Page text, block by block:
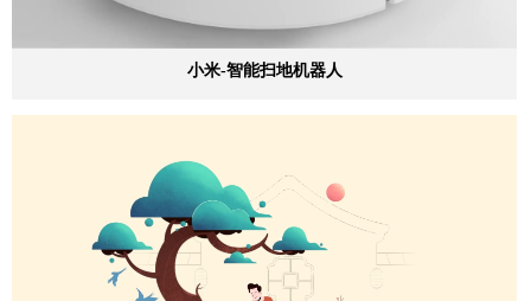
小米-智能扫地机器人